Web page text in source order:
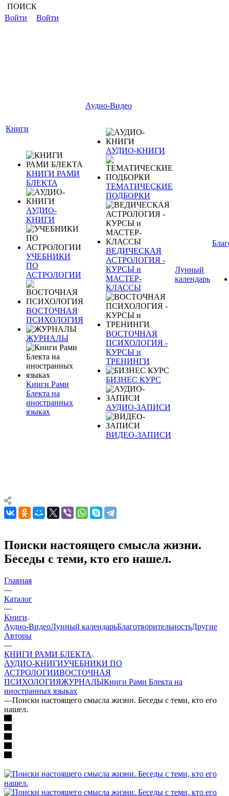
ПОИСК
Войти
Войти
Книги
КНИГИ РАМИ
БЛЕКТА
АУДИО-
КНИГИ
УЧЕБНИКИ
ПО
АСТРОЛОГИИ
ВОСТОЧНАЯ
ПСИХОЛОГИЯ
ЖУРНАЛЫ
Книги Рами
Блекта на
иностранных
языках
Аудио-Видео
АУДИО-КНИГИ
ТЕМАТИЧЕСКИЕ
ПОДБОРКИ
ВЕДИЧЕСКАЯ
АСТРОЛОГИЯ -
КУРСЫ и
МАСТЕР-
КЛАССЫ
ВОСТОЧНАЯ
ПСИХОЛОГИЯ -
КУРСЫ и
ТРЕНИНГИ
БИЗНЕС КУРС
АУДИО-ЗАПИСИ
ВИДЕО-ЗАПИСИ
Лунный
календарь
Поиски настоящего смысла жизни.
Беседы с теми, кто его нашел.
Главная
—
Каталог
—
Книги
Аудио-ВидеоЛунный календарьБлаготворительностьДругие
Aвторы
—
КНИГИ РАМИ БЛЕКТА
АУДИО-КНИГИУЧЕБНИКИ ПО
АСТРОЛОГИИВОСТОЧНАЯ
ПСИХОЛОГИЯЖУРНАЛЫКниги Рами Блекта на
иностранных языках
—Поиски настоящего смысла жизни. Беседы с теми, кто его
нашел.